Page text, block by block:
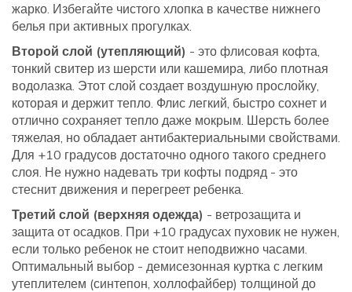
жарко. Избегайте чистого хлопка в качестве нижнего
белья при активных прогулках.
Второй слой (утепляющий) - это флисовая кофта,
тонкий свитер из шерсти или кашемира, либо плотная
водолазка. Этот слой создает воздушную прослойку,
которая и держит тепло. Флис легкий, быстро сохнет и
отлично сохраняет тепло даже мокрым. Шерсть более
тяжелая, но обладает антибактериальными свойствами.
Для +10 градусов достаточно одного такого среднего
слоя. Не нужно надевать три кофты подряд - это
стеснит движения и перегреет ребенка.
Третий слой (верхняя одежда) - ветрозащита и
защита от осадков. При +10 градусах пуховик не нужен,
если только ребенок не стоит неподвижно часами.
Оптимальный выбор - демисезонная куртка с легким
утеплителем (синтепон, холлофайбер) толщиной до